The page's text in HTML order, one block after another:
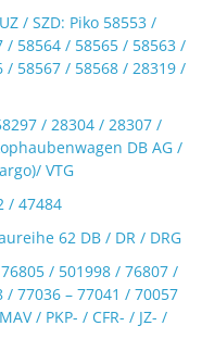
/ SZD: Piko 58553 /
/ 58564 / 58565 / 58563 /
/ 58567 / 58568 / 28319 /
/ 28304 / 28307 /
DB AG /
VTG
/ 47484
62 DB / DR / DRG
/ 501998 / 76807 /
77036 – 77041 / 70057
/ PKP- / CFR- / JZ- /